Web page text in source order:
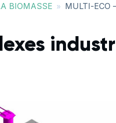
BIOMASSE » MULTI-ECO